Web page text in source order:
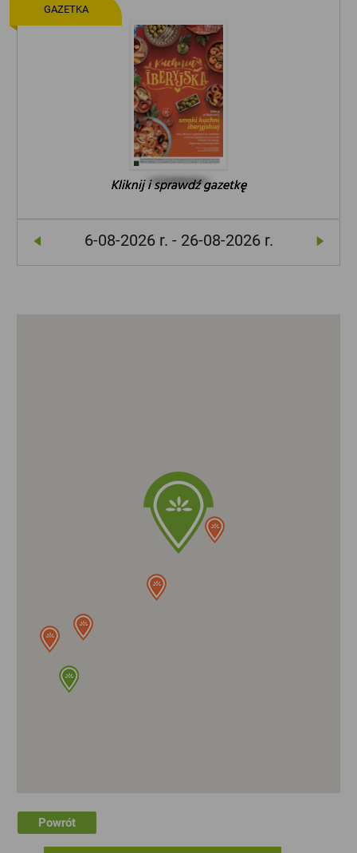
Kliknij i sprawdź gazetkę
6-08-2026 r. - 26-08-2026 r.
Kliknij i sprawdź gazetkę
Kliknij i sprawdź gazetkę
GAZETKA
Powrót